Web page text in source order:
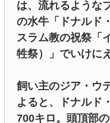
は、流れるような
の水牛「ドナルド
スラム教の祝祭「
牲祭）」でいけに
飼い主のジア・ウ
よると、ドナルド
700キロ。頭頂部